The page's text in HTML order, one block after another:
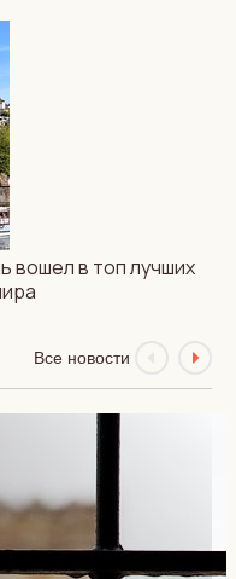
вошел в топ лучших
Все новости